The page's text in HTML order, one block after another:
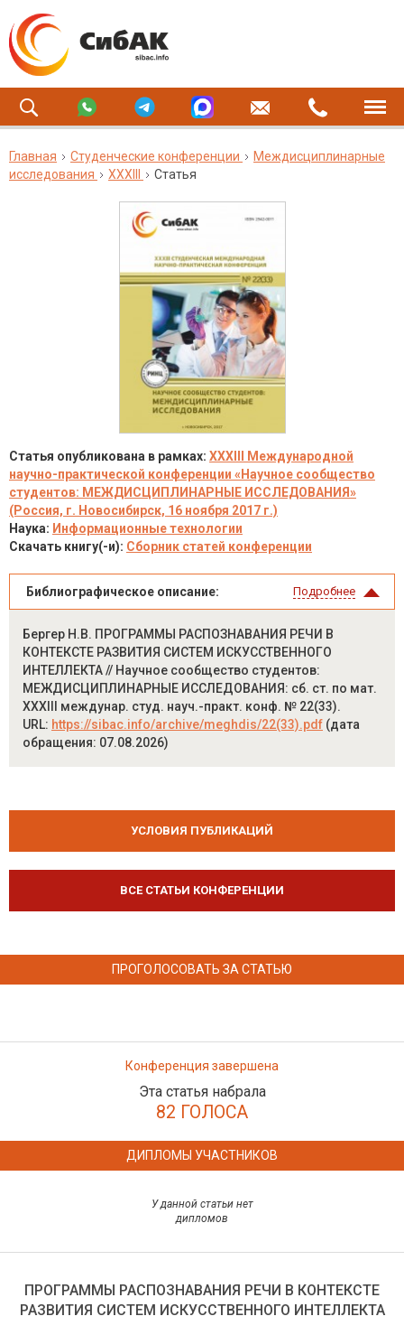
Главная Студенческие конференции
Междисциплинарные
исследования
XXXIII Статья
Статья опубликована в рамках: XXXIII Международной
научно-практической конференции «Научное сообщество
студентов: МЕЖДИСЦИПЛИНАРНЫЕ ИССЛЕДОВАНИЯ»
(Россия, г. Новосибирск, 16 ноября 2017 г.)
Наука: Информационные технологии
Скачать книгу(-и): Сборник статей конференции
Библиографическое описание: Подробнее
Бергер Н.В. ПРОГРАММЫ РАСПОЗНАВАНИЯ РЕЧИ В
КОНТЕКСТЕ РАЗВИТИЯ СИСТЕМ ИСКУССТВЕННОГО
ИНТЕЛЛЕКТА // Научное сообщество студентов:
МЕЖДИСЦИПЛИНАРНЫЕ ИССЛЕДОВАНИЯ: сб. ст. по мат.
XXXIII междунар. студ. науч.-практ. конф. № 22(33).
URL: https://sibac.info/archive/meghdis/22(33).pdf (дата
обращения: 07.08.2026)
УСЛОВИЯ ПУБЛИКАЦИЙ
ВСЕ СТАТЬИ КОНФЕРЕНЦИИ
ПРОГОЛОСОВАТЬ ЗА СТАТЬЮ
Конференция завершена
Эта статья набрала
82 ГОЛОСА
ДИПЛОМЫ УЧАСТНИКОВ
У данной статьи нет
дипломов
ПРОГРАММЫ РАСПОЗНАВАНИЯ РЕЧИ В КОНТЕКСТЕ
РАЗВИТИЯ СИСТЕМ ИСКУССТВЕННОГО ИНТЕЛЛЕКТА